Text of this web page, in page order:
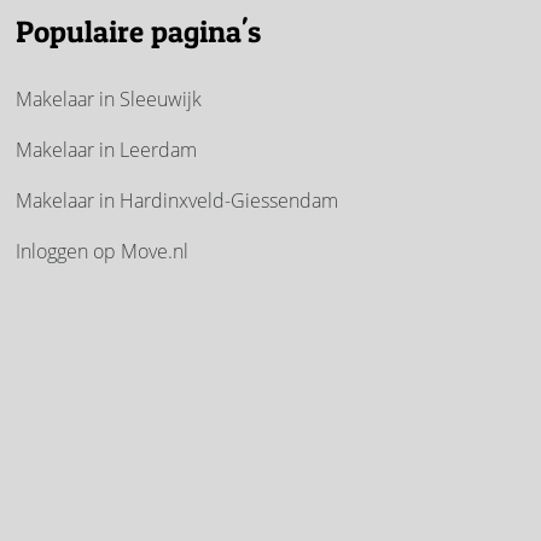
Populaire pagina's
Makelaar in Sleeuwijk
Makelaar in Leerdam
Makelaar in Hardinxveld-Giessendam
Inloggen op Move.nl